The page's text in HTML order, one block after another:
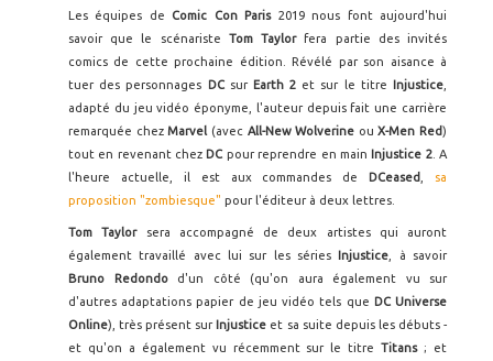
Les équipes de Comic Con Paris 2019 nous font aujourd'hui
savoir que le scénariste Tom Taylorfera partie des invités
comics de cette prochaine édition. Révélé par son aisance à
tuer des personnages DC sur Earth 2 et sur le titre Injustice
adapté du jeu vidéo éponyme, l'auteur depuis fait une carrière
remarquée chezMarvel (avec All-New Wolverine ouX-Men Red)
tout en revenant chez DC pour reprendre en main Injustice 2. A
l'heure actuelle, il est aux commandes de DCeased
sa
proposition "zombiesque" pour l'éditeur à deux lettres.
Tom Taylor
sera accompagné de deux artistes qui auront
également travaillé avec lui sur les séries Injustice , à savoir
Bruno Redondo d'un côté (qu'on aura également vu sur
d'autres adaptations papier de jeu vidéo tels que DC Universe
Online), très présent sur Injustice et sa suite depuis les débuts -
et qu'on a également vu récemment sur le titreTitans; et